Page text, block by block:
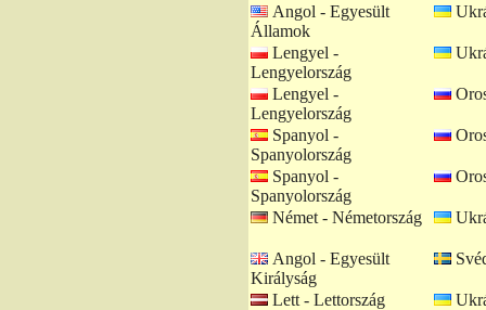
Angol - Egyesült
Államok
Lengyel -
Lengyelország
Lengyel -
Lengyelország
Spanyol -
Spanyolország
Spanyol -
Spanyolország
Német - Németország
Angol - Egyesült
Királyság
Lett - Lettország